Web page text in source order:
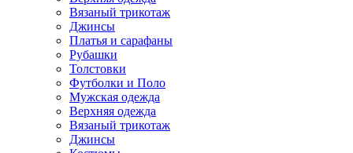
Вязаный трикотаж
Джинсы
Платья и сарафаны
Рубашки
Толстовки
Футболки и Поло
Мужская одежда
Верхняя одежда
Вязаный трикотаж
Джинсы